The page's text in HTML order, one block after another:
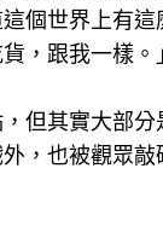
個世界上有這
，跟我一樣。
但其實大部分
，也被觀眾敲